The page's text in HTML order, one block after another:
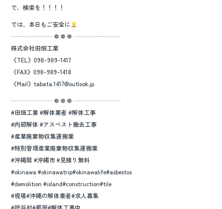
で、検索を！！！！
では、本日もご安全に
┈┈┈┈┈┈┈ ❁ ❁ ❁ ┈┈┈┈┈┈┈┈
株式会社田畑工業
《TEL》098-989-1417
《FAX》098-989-1418
《Mail》tabata.1417@outlook.jp
┈┈┈┈┈┈┈ ❁ ❁ ❁ ┈┈┈┈┈┈┈┈
#田畑工業 #解体業者 #解体工事
#内部解体 #アスベスト撤去工事
#産業廃棄物収集運搬業
#特別管理産業廃棄物収集運搬業
#沖縄県 #沖縄市 #見積り無料
#okinawa #okinawatrip#okinawalife#asbestos
#demolition #island#construction#tile
#現場#沖縄の解体業者#求人募集
#読谷村#都屋#解体工事中